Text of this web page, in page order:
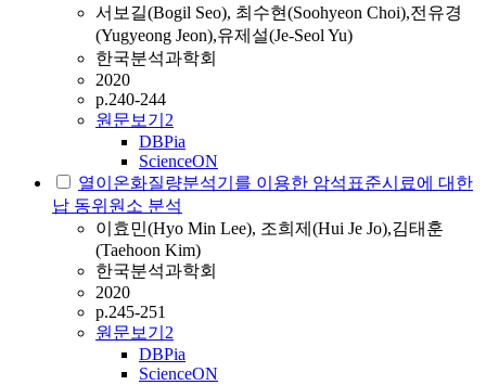
서보길(Bogil Seo), 최수현(Soohyeon Choi),전유경
(Yugyeong Jeon),유제설(Je-Seol Yu)
한국분석과학회
2020
p.240-244
원문보기 2
DBPia
ScienceON
열이온화질량분석기를 이용한 암석표준시료에 대한
납 동위원소 분석
이효민(Hyo Min Lee), 조희제(Hui Je Jo),김태훈
(Taehoon Kim)
한국분석과학회
2020
p.245-251
원문보기 2
DBPia
ScienceON